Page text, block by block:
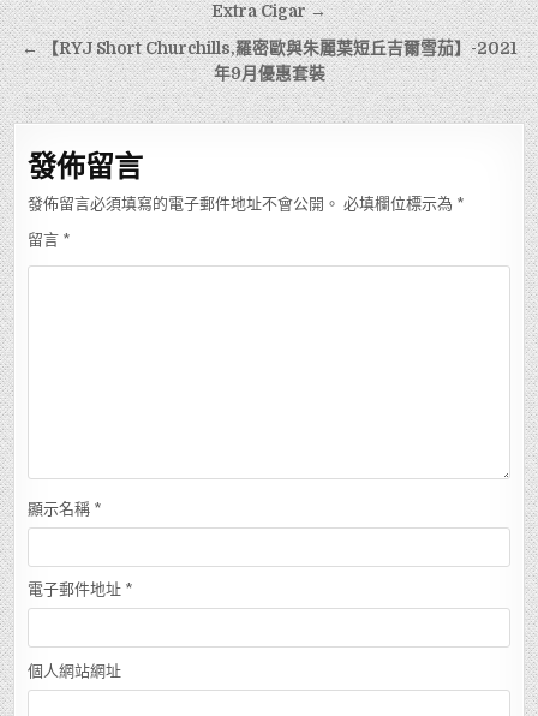
章
導
覽
Extra Cigar →
← 【RYJ Short Churchills,羅密歐與朱麗葉短丘吉爾雪茄】-2021
年9月優惠套裝
發佈留言
發佈留言必須填寫的電子郵件地址不會公開。 必填欄位標示為 *
留言 *
顯示名稱 *
電子郵件地址 *
個人網站網址